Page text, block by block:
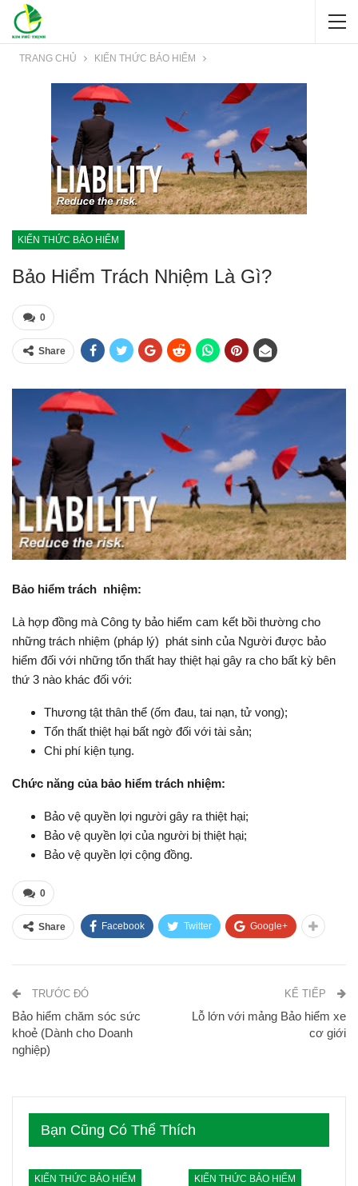
TRANG CHỦ KIẾN THỨC BẢO HIỂM
KIẾN THỨC BẢO HIỂM
Bảo Hiểm Trách Nhiệm Là Gì?
0
Share
Bảo hiểm trách nhiệm:
Là hợp đồng mà Công ty bảo hiểm cam kết bồi thường cho
những trách nhiệm (pháp lý) phát sinh của Người được bảo
hiểm đối với những tổn thất hay thiệt hại gây ra cho bất kỳ bên
thứ 3 nào khác đối với:
Thương tật thân thể (ốm đau, tai nạn, tử vong);
Tổn thất thiệt hại bất ngờ đối với tài sản;
Chi phí kiện tụng.
Chức năng của bảo hiểm trách nhiệm:
Bảo vệ quyền lợi người gây ra thiệt hại;
Bảo vệ quyền lợi của người bị thiệt hại;
Bảo vệ quyền lợi cộng đồng.
0
Share Facebook Twitter Google+
TRƯỚC ĐÓ
Bảo hiểm chăm sóc sức
khoẻ (Dành cho Doanh
nghiệp)
KẾ TIẾP
Lỗ lớn với mảng Bảo hiểm xe
cơ giới
Bạn Cũng Có Thể Thích
KIẾN THỨC BẢO HIỂM KIẾN THỨC BẢO HIỂM